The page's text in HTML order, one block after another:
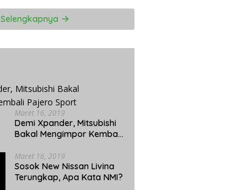
Selengkapnya
Maret 16, 2019
Demi Xpander, Mitsubishi
Bakal Mengimpor Kembali
Maret 16, 2019
Sosok New Nissan Livina
Terungkap, Apa Kata NMI?